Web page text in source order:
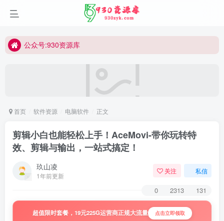
公众号:930资源库
首页 软件资源 电脑软件 正文
剪辑小白也能轻松上手！AceMovi-带你玩转特
效、剪辑与输出，一站式搞定！
玖山凌
1年前更新
关注 私信
0 2313 131
超值限时套餐，19元225G运营商正规大流量 点击立即领取